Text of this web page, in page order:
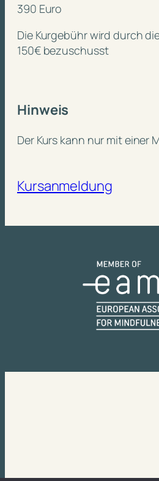
390 Euro
Die Kurgebühr wird durch
150€ bezuschusst
Hinweis
Der Kurs kann nur mit
Kursanmeldung